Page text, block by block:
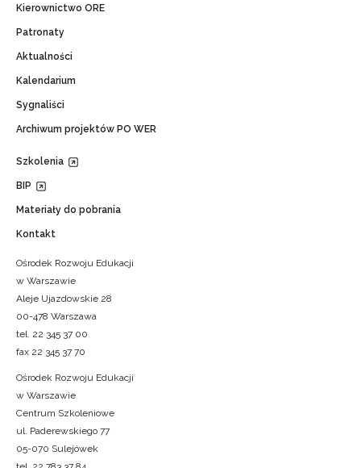
Kierownictwo ORE
Patronaty
Aktualności
Kalendarium
Sygnaliści
Archiwum projektów PO WER
Szkolenia
BIP
Materiały do pobrania
Kontakt
Ośrodek Rozwoju Edukacji
w Warszawie
Aleje Ujazdowskie 28
00-478 Warszawa
tel. 22 345 37 00
fax 22 345 37 70
Ośrodek Rozwoju Edukacji
w Warszawie
Centrum Szkoleniowe
ul. Paderewskiego 77
05-070 Sulejówek